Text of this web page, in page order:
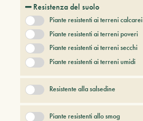
Alberi e piante del futuro
Conifere
+ Show More
Resistenza del suolo
Piante resistenti ai terreni calcarei
Piante resistenti ai terreni poveri
Piante resistenti ai terreni secchi
Piante resistenti ai terreni umidi
Resistente alla salsedine
Piante resistenti allo smog